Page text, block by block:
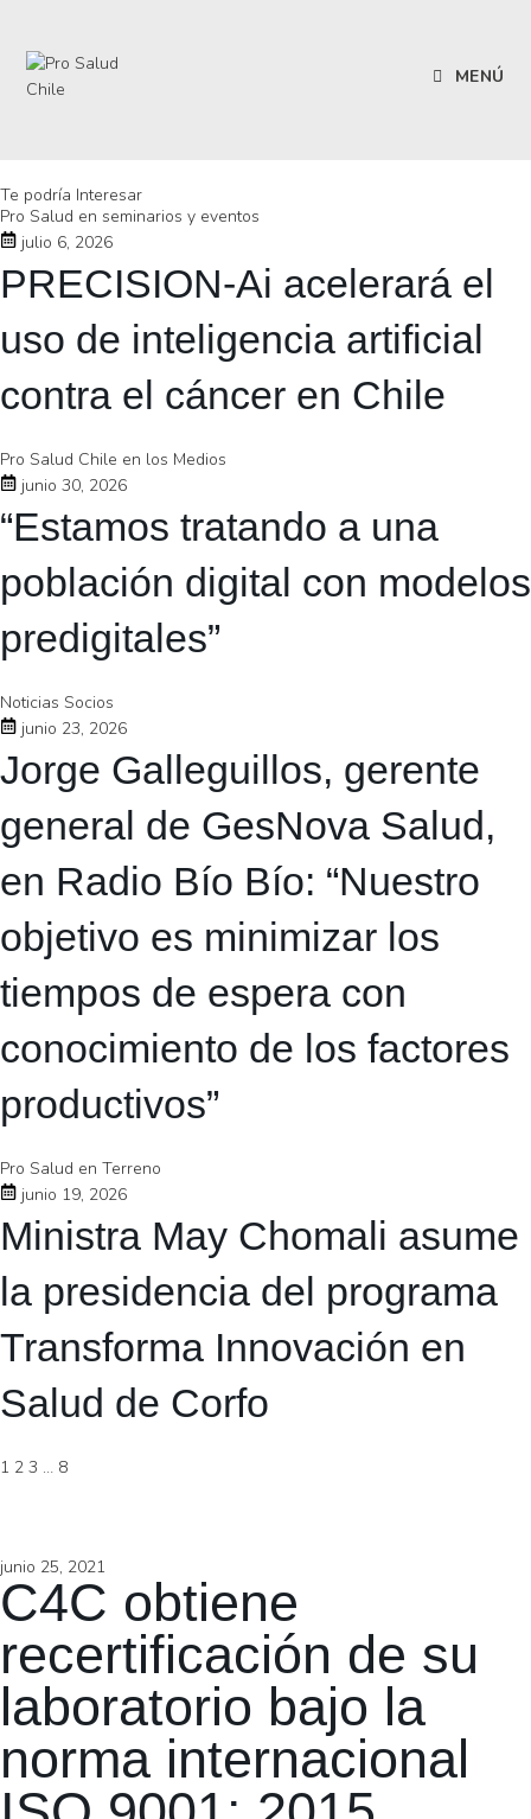
MENÚ
Te podría Interesar
Pro Salud en seminarios y eventos
julio 6, 2026
PRECISION-Ai acelerará el
uso de inteligencia artificial
contra el cáncer en Chile
Pro Salud Chile en los Medios
junio 30, 2026
“Estamos tratando a una
población digital con modelos
predigitales”
Noticias Socios
junio 23, 2026
Jorge Galleguillos, gerente
general de GesNova Salud,
en Radio Bío Bío: “Nuestro
objetivo es minimizar los
tiempos de espera con
conocimiento de los factores
productivos”
Pro Salud en Terreno
junio 19, 2026
Ministra May Chomali asume
la presidencia del programa
Transforma Innovación en
Salud de Corfo
1 2 3 … 8
junio 25, 2021
C4C obtiene
recertificación de su
laboratorio bajo la
norma internacional